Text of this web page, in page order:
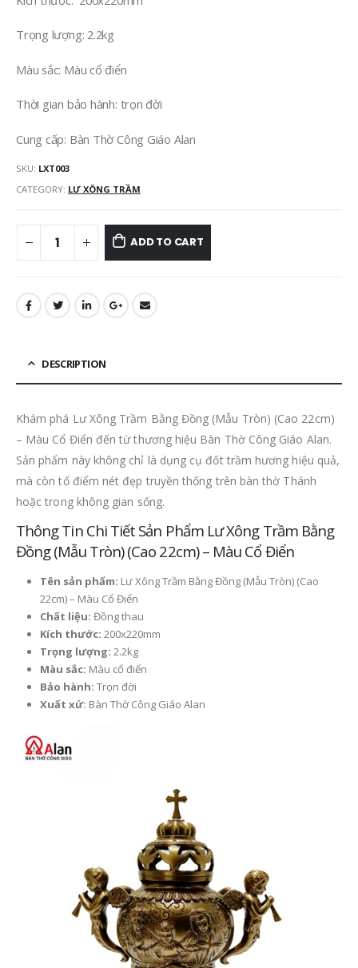
Trọng lượng: 2.2kg
Màu sắc: Màu cổ điển
Thời gian bảo hành: trọn đời
Cung cấp: Bàn Thờ Công Giáo Alan
SKU: LXT003
CATEGORY: LƯ XÔNG TRẦM
ADD TO CART
DESCRIPTION
Khám phá Lư Xông Trầm Bằng Đồng (Mẫu Tròn) (Cao 22cm)
– Màu Cổ Điển đến từ thương hiệu Bàn Thờ Công Giáo Alan.
Sản phẩm này không chỉ là dụng cụ đốt trầm hương hiệu quả,
mà còn tổ điểm nét đẹp truyền thống trên bàn thờ Thánh
hoặc trong không gian sống.
Thông Tin Chi Tiết Sản Phẩm Lư Xông Trầm Bằng
Đồng (Mẫu Tròn) (Cao 22cm) – Màu Cổ Điển
Tên sản phẩm: Lư Xông Trầm Bằng Đồng (Mẫu Tròn) (Cao
22cm) – Màu Cổ Điển
Chất liệu: Đồng thau
Kích thước: 200x220mm
Trọng lượng: 2.2kg
Màu sắc: Màu cổ điển
Bảo hành: Trọn đời
Xuất xứ: Bàn Thờ Công Giáo Alan